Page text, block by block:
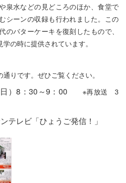
泉水などの見どころのほか、食堂で
シーンの収録も行われました。この
のバターケーキを復刻したもので、
の時に提供されています。
りです。ぜひご覧ください。
）8：30～9：00
※再放送 3
テレビ「ひょうご発信！」